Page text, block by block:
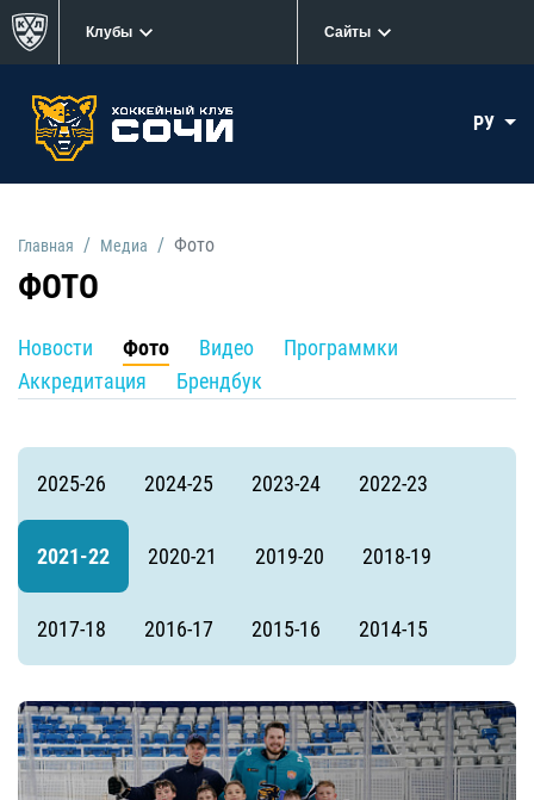
Клубы Сайты
РУ
Главная Медиа Фото
ФОТО
Новости Фото Видео
Программки
Аккредитация
Брендбук
2025-26 2024-25 2023-24 2022-23
2021-22 2020-21 2019-20 2018-19
2017-18 2016-17 2015-16 2014-15